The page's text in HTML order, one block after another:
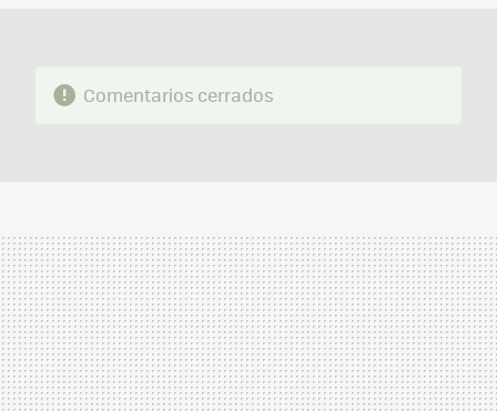
Comentarios cerrados